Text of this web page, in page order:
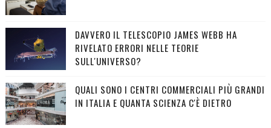
DAVVERO IL TELESCOPIO JAMES WEBB HA
RIVELATO ERRORI NELLE TEORIE
SULL'UNIVERSO?
QUALI SONO I CENTRI COMMERCIALI PIÙ GRANDI
IN ITALIA E QUANTA SCIENZA C'È DIETRO